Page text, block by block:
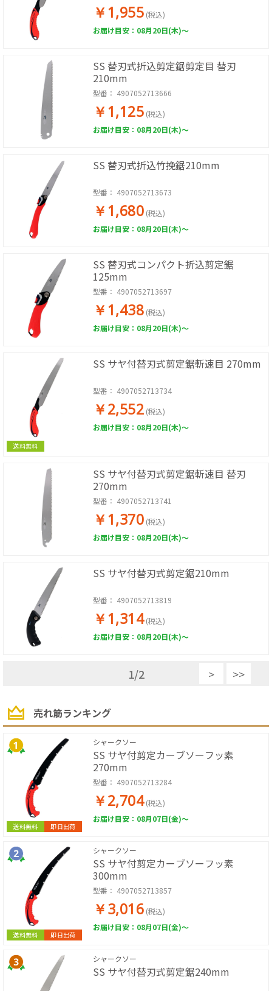
￥1,955 (税込)
お届け目安：08月20日(木)～
SS 替刃式折込剪定鋸剪定目 替刃
210mm
型番： 4907052713666
￥1,125 (税込)
お届け目安：08月20日(木)～
SS 替刃式折込竹挽鋸210mm
型番： 4907052713673
￥1,680 (税込)
お届け目安：08月20日(木)～
SS 替刃式コンパクト折込剪定鋸
125mm
型番： 4907052713697
￥1,438 (税込)
お届け目安：08月20日(木)～
送料無料
SS サヤ付替刃式剪定鋸斬速目 270mm
型番： 4907052713734
￥2,552 (税込)
お届け目安：08月20日(木)～
SS サヤ付替刃式剪定鋸斬速目 替刃
270mm
型番： 4907052713741
￥1,370 (税込)
お届け目安：08月20日(木)～
SS サヤ付替刃式剪定鋸210mm
型番： 4907052713819
￥1,314 (税込)
お届け目安：08月20日(木)～
1/2 > >>
売れ筋ランキング
送料無料 即日出荷
シャークソー
SS サヤ付剪定カーブソーフッ素
270mm
型番： 4907052713284
￥2,704 (税込)
お届け目安：08月07日(金)～
送料無料 即日出荷
シャークソー
SS サヤ付剪定カーブソーフッ素
300mm
型番： 4907052713857
￥3,016 (税込)
お届け目安：08月07日(金)～
シャークソー
SS サヤ付替刃式剪定鋸240mm